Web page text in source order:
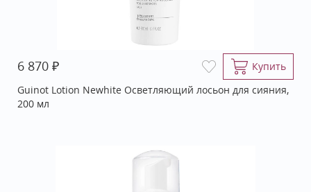
6 870 ₽
Купить
Guinot Lotion Newhite Осветляющий лосьон для сияния,
200 мл